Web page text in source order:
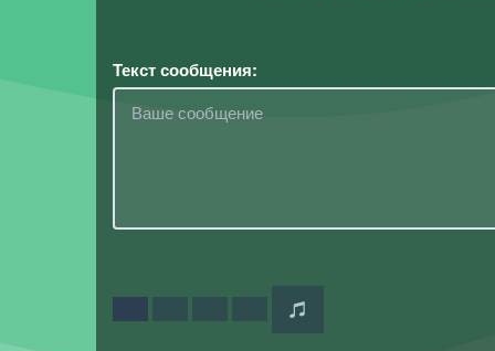
Текст сообщения: